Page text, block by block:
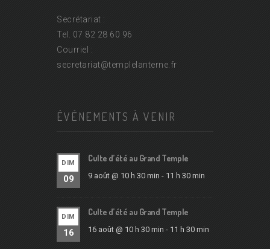
Secrétariat :
Tel. 07 82 28 60 96
Courriel :
secretariat@templelanterne.fr
ÉVÉNEMENTS À VENIR
DIM
09
Culte d’été au Grand Temple
9 août @ 10 h 30 min - 11 h 30 min
DIM
16
Culte d’été au Grand Temple
16 août @ 10 h 30 min - 11 h 30 min